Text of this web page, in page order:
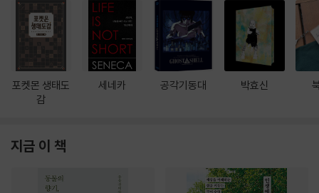
포켓몬 생태도
감
세네카 공각기동대 박효신
지금 이 책